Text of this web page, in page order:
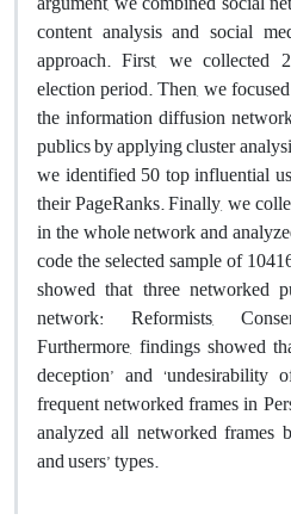
content analysis and social
approach. First, we collected
election period. Then, we
the information diffusion
publics by applying cluster
we identified 50 top influential
their PageRanks. Finally, we
in the whole network and
code the selected sample of
showed that three networked
network: Reformists,
Furthermore, findings showed
deception’ and
frequent networked frames in
analyzed all networked frames
and users’ types.